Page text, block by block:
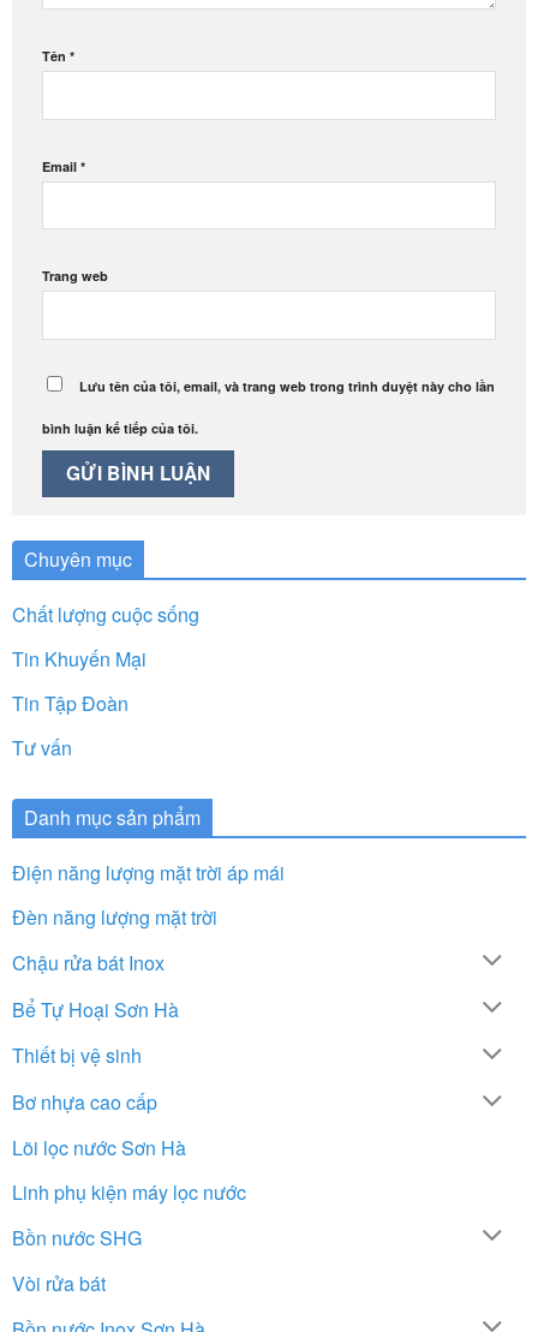
Tên *
Email *
Trang web
Lưu tên của tôi, email, và trang web trong trình duyệt này cho lần
bình luận kế tiếp của tôi.
Chuyên mục
Chất lượng cuộc sống
Tin Khuyến Mại
Tin Tập Đoàn
Tư vấn
Danh mục sản phẩm
Điện năng lượng mặt trời áp mái
Đèn năng lượng mặt trời
Chậu rửa bát Inox
Bể Tự Hoại Sơn Hà
Thiết bị vệ sinh
Bơ nhựa cao cấp
Lõi lọc nước Sơn Hà
Linh phụ kiện máy lọc nước
Bồn nước SHG
Vòi rửa bát